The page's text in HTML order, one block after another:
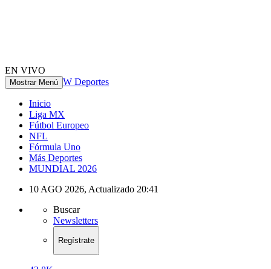
EN VIVO
Mostrar Menú W Deportes
Inicio
Liga MX
Fútbol Europeo
NFL
Fórmula Uno
Más Deportes
MUNDIAL 2026
10 AGO 2026, Actualizado 20:41
Buscar
Newsletters
Regístrate